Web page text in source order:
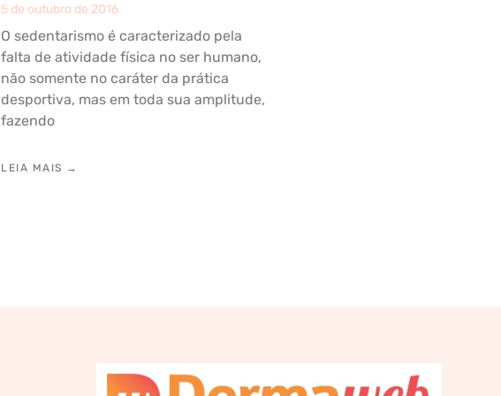
5 de outubro de 2016
O sedentarismo é caracterizado pela
falta de atividade física no ser humano,
não somente no caráter da prática
desportiva, mas em toda sua amplitude,
fazendo
LEIA MAIS →